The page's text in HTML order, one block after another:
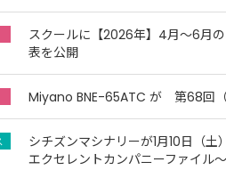
スクールに【2026年】4月～6月
表を公開
Miyano BNE-65ATC が 第68回
シチズンマシナリーが1月10日（
エクセレントカンパニーファイル